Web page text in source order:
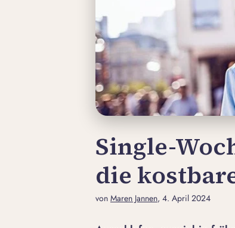
Single-
die
von Maren Jannen, 4. April 2024